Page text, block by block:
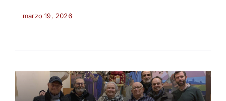
marzo 19, 2026